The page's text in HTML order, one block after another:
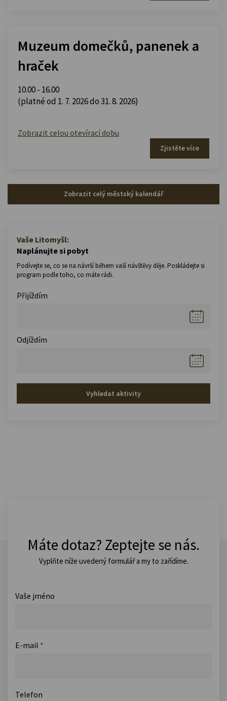
Muzeum domečků, panenek a
hraček
10.00 - 16.00
(platné od 1. 7. 2026 do 31. 8. 2026)
Zobrazit celou otevírací dobu
Zjistěte více
Zobrazit celý městský kalendář
Vaše Litomyšl:
Naplánujte si pobyt
Podívejte se, co se na návrší během vaší návštěvy děje. Poskládejte si
program podle toho, co máte rádi.
Přijíždím
Odjíždím
Vyhledat aktivity
Máte dotaz? Zeptejte se nás.
Vyplňte níže uvedený formulář a my to zařídíme.
Vaše jméno
E-mail *
Telefon